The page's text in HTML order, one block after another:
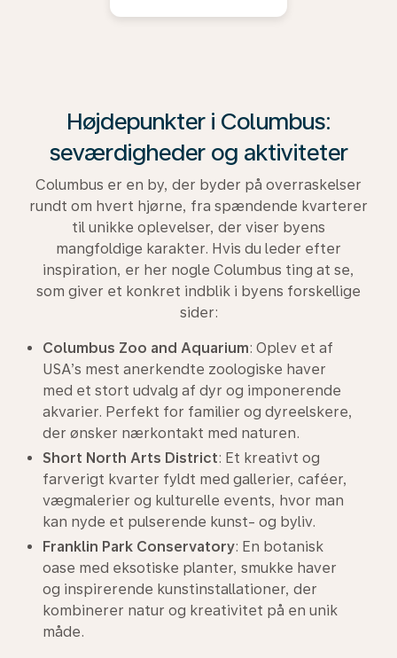
Højdepunkter i Columbus:
seværdigheder og aktiviteter
Columbus er en by, der byder på overraskelser
rundt om hvert hjørne, fra spændende kvarterer
til unikke oplevelser, der viser byens
mangfoldige karakter. Hvis du leder efter
inspiration, er her nogle Columbus ting at se,
som giver et konkret indblik i byens forskellige
sider:
Columbus Zoo and Aquarium: Oplev et af
USA’s mest anerkendte zoologiske haver
med et stort udvalg af dyr og imponerende
akvarier. Perfekt for familier og dyreelskere,
der ønsker nærkontakt med naturen.
Short North Arts District: Et kreativt og
farverigt kvarter fyldt med gallerier, caféer,
vægmalerier og kulturelle events, hvor man
kan nyde et pulserende kunst- og byliv.
Franklin Park Conservatory: En botanisk
oase med eksotiske planter, smukke haver
og inspirerende kunstinstallationer, der
kombinerer natur og kreativitet på en unik
måde.